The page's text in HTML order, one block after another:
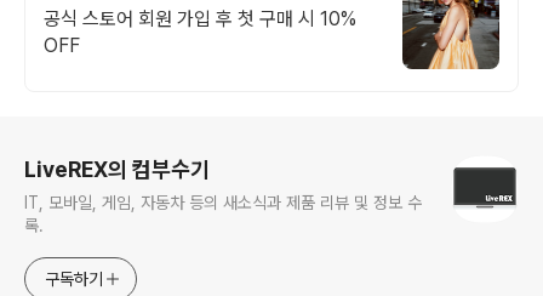
확인하기
공식 스토어 회원 가입 후 첫 구매 시 10%
OFF
LiveREX의 컴부수기
IT, 모바일, 게임, 자동차 등의 새소식과 제품 리뷰 및 정보 수
록.
구독하기